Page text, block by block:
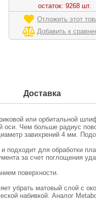
остаток: 9268 шт.
Отложить этот
Добавить к
Доставка
или орбитальной
Чем больше радиус
завихрений 4 мм.
для обработки
за счет поглощения
поверхности.
убрать матовый слой с
набивкой. Аналог